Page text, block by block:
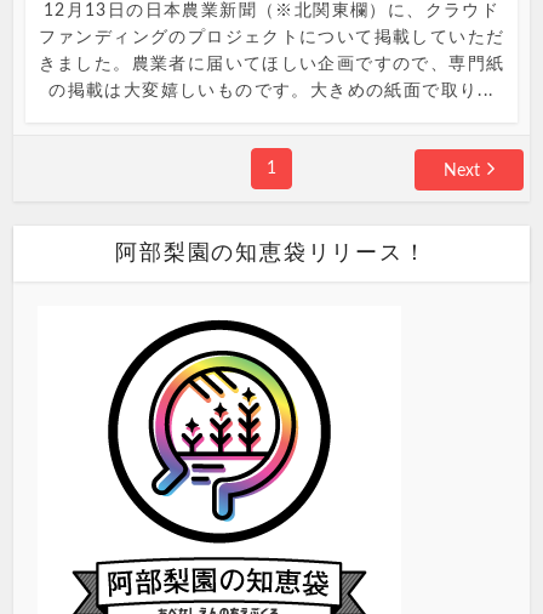
12月13日の日本農業新聞（※北関東欄）に、クラウド
ファンディングのプロジェクトについて掲載していただ
きました。農業者に届いてほしい企画ですので、専門紙
の掲載は大変嬉しいものです。大きめの紙面で取り...
1 Next
阿部梨園の知恵袋リリース！